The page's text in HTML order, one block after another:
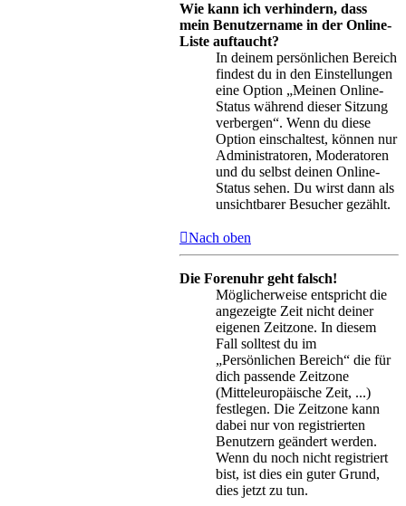
Wie kann ich verhindern, dass
mein Benutzername in der Online-
Liste auftaucht?
In deinem persönlichen Bereich
findest du in den Einstellungen
eine Option „Meinen Online-
Status während dieser Sitzung
verbergen“. Wenn du diese
Option einschaltest, können nur
Administratoren, Moderatoren
und du selbst deinen Online-
Status sehen. Du wirst dann als
unsichtbarer Besucher gezählt.
Nach oben
Die Forenuhr geht falsch!
Möglicherweise entspricht die
angezeigte Zeit nicht deiner
eigenen Zeitzone. In diesem
Fall solltest du im
„Persönlichen Bereich“ die für
dich passende Zeitzone
(Mitteleuropäische Zeit, ...)
festlegen. Die Zeitzone kann
dabei nur von registrierten
Benutzern geändert werden.
Wenn du noch nicht registriert
bist, ist dies ein guter Grund,
dies jetzt zu tun.